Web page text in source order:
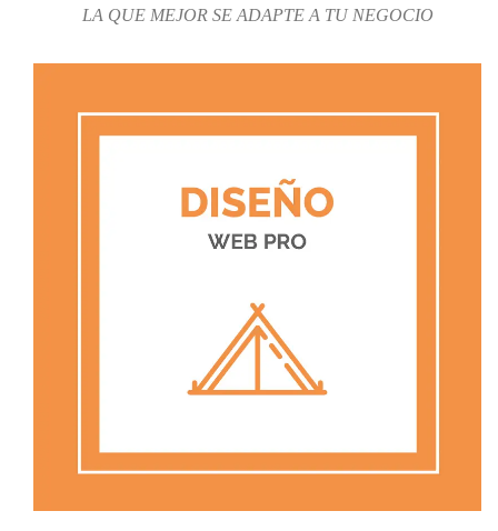
LA QUE MEJOR SE ADAPTE A TU NEGOCIO